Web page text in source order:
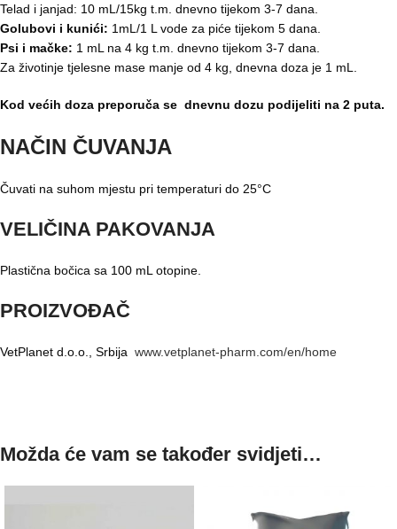
Telad i janjad: 10 mL/15kg t.m. dnevno tijekom 3-7 dana.
Golubovi i kunići: 1mL/1 L vode za piće tijekom 5 dana.
Psi i mačke: 1 mL na 4 kg t.m. dnevno tijekom 3-7 dana.
Za životinje tjelesne mase manje od 4 kg, dnevna doza je 1 mL.
Kod većih doza preporuča se dnevnu dozu podijeliti na 2 puta.
NAČIN ČUVANJA
Čuvati na suhom mjestu pri temperaturi do 25°C
VELIČINA PAKOVANJA
Plastična bočica sa 100 mL otopine.
PROIZVOĐAČ
VetPlanet d.o.o., Srbija www.vetplanet-pharm.com/en/home
Možda će vam se također svidjeti…